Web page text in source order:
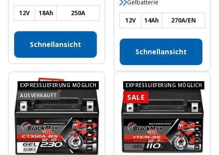
12V 18Ah 250A
Schnellansicht
Gelbatterie
12V 14Ah 270A/EN
Schnellansicht
EXPRESSLIEFERUNG MÖGLICH
AUSVERKAUFT
EXPRESSLIEFERUNG MÖGLICH
SALE